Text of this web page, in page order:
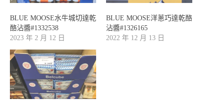
BLUE MOOSE水牛城切達乾
酪沾醬#1332538
2023 年 2 月 12 日
BLUE MOOSE洋蔥巧達乾酪
沾醬#1326165
2022 年 12 月 13 日